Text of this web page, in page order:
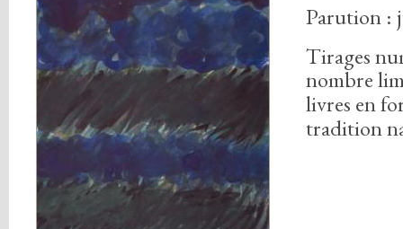
Parution :
Tirages
nombre
livres en
tradition